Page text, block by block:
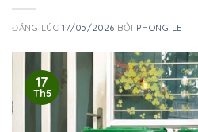
ĐĂNG LÚC17/05/2026 BỞI PHONG LE
17
Th5